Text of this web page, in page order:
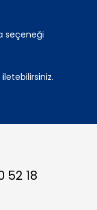
seçeneği
52 18